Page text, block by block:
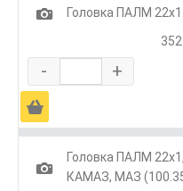
1
Головка ПАЛМ
- +
Ä
1
Головка ПАЛМ
КАМАЗ, МАЗ